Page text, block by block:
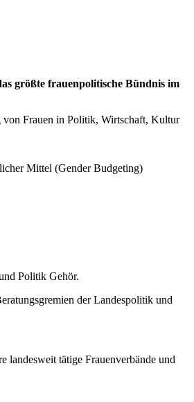
größte frauenpolitische Bündnis im
von Frauen in Politik, Wirtschaft, Kultur
Mittel (Gender Budgeting)
Politik Gehör.
der Landespolitik und
landesweit tätige Frauenverbände und